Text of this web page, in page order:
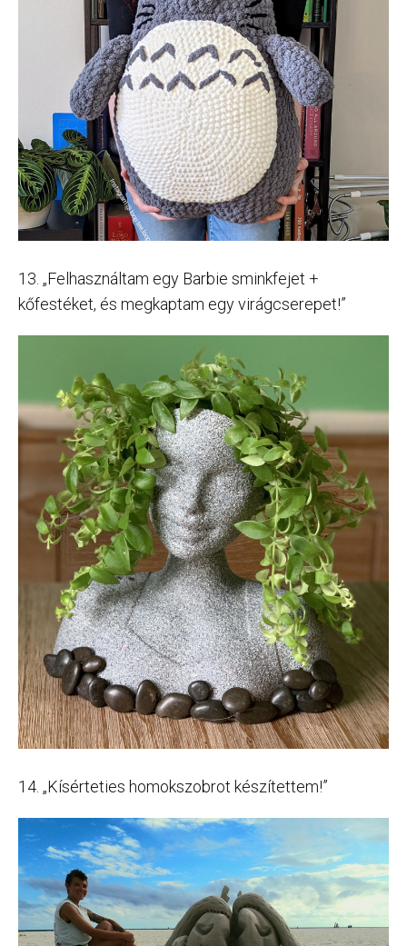
13. „Felhasználtam egy Barbie sminkfejet +
kőfestéket, és megkaptam egy virágcserepet!”
14. „Kísérteties homokszobrot készítettem!”